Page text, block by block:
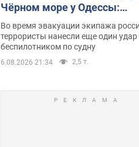
Чёрном море у Одессы:
подробности
Во время эвакуации экипажа
террористы нанесли еще один удар
беспилотником по судну
6.08.2026 21:34 2,5 т.